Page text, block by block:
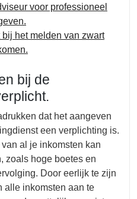
voor professioneel
het melden van zwart
bij de
dat het aangeven
een verplichting is.
al je inkomsten kan
zoals hoge boetes en
Door eerlijk te zijn
alle inkomsten aan te